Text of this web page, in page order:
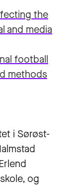
the
and media
football
methods
i Sørøst-
og